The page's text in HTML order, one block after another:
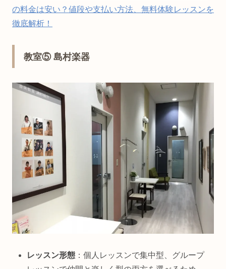
の料金は安い？値段や支払い方法、無料体験レッスンを
徹底解析！
教室⑤ 島村楽器
レッスン形態 ：個人レッスンで集中型、グループ